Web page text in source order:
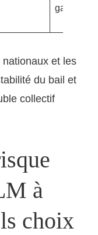
garanties
et les
du bail et
collectif
à
choix